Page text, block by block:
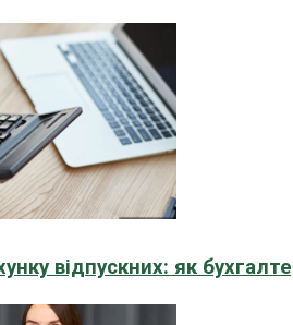
відпускних: як